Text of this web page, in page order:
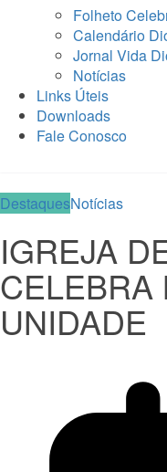
Folheto
Calendário
Jornal Vida
Notícias
Links Úteis
Downloads
Fale Conosco
DestaquesNotícias
IGREJA
CELEBRA
UNIDADE